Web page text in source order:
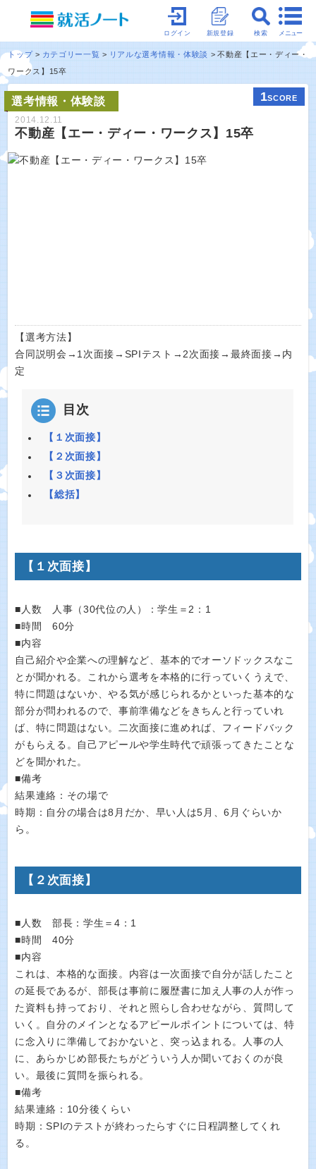
メニュー
検索
新規登録
ログイン
トップ カテゴリー一覧 リアルな選考情報・体験談
不動産【エー・ディー・
ワークス】15卒
選考情報・体験談 1SCORE
2014.12.11
不動産【エー・ディー・ワークス】15卒
【選考方法】
合同説明会→1次面接→SPIテスト→2次面接→最終面接→内
定
目次
【１次面接】
【２次面接】
【３次面接】
【総括】
【１次面接】
■人数 人事（30代位の人）：学生＝2：1
■時間 60分
■内容
自己紹介や企業への理解など、基本的でオーソドックスなこ
とが聞かれる。これから選考を本格的に行っていくうえで、
特に問題はないか、やる気が感じられるかといった基本的な
部分が問われるので、事前準備などをきちんと行っていれ
ば、特に問題はない。二次面接に進めれば、フィードバック
がもらえる。自己アピールや学生時代で頑張ってきたことな
どを聞かれた。
■備考
結果連絡：その場で
時期：自分の場合は8月だか、早い人は5月、6月ぐらいか
ら。
【２次面接】
■人数 部長：学生＝4：1
■時間 40分
■内容
これは、本格的な面接。内容は一次面接で自分が話したこと
の延長であるが、部長は事前に履歴書に加え人事の人が作っ
た資料も持っており、それと照らし合わせながら、質問して
いく。自分のメインとなるアピールポイントについては、特
に念入りに準備しておかないと、突っ込まれる。人事の人
に、あらかじめ部長たちがどういう人か聞いておくのが良
い。最後に質問を振られる。
■備考
結果連絡：10分後くらい
時期：SPIのテストが終わったらすぐに日程調整してくれ
る。